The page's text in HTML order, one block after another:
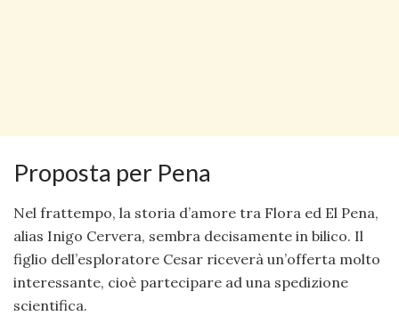
Proposta per Pena
Nel frattempo, la storia d’amore tra Flora ed El Pena,
alias Inigo Cervera, sembra decisamente in bilico. Il
figlio dell’esploratore Cesar riceverà un’offerta molto
interessante, cioè partecipare ad una spedizione
scientifica.